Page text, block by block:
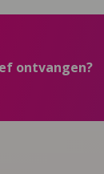
ontvangen?